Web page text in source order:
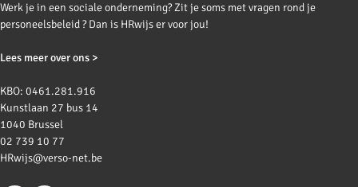
Werk je in een sociale onderneming? Zit je soms met vragen rond je
personeelsbeleid ? Dan is HRwijs er voor jou!
Lees meer over ons >
KBO: 0461.281.916
Kunstlaan 27 bus 14
1040 Brussel
02 739 10 77
HRwijs@verso-net.be